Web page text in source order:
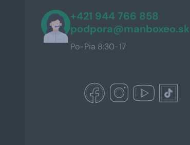
+421 944 766 858
podpora@manboxeo.sk
Po-Pia 8:30-17